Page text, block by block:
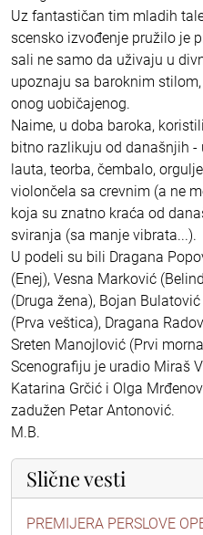
Uz fantastičan tim mladih
scensko izvođenje pružilo je
sali ne samo da uživaju u
upoznaju sa baroknim
onog uobičajenog.
Naime, u doba baroka,
bitno razlikuju od današnjih
lauta, teorba, čembalo,
violončela sa crevnim (a ne
koja su znatno kraća od
sviranja (sa manje vibrata...).
U podeli su bili Dragana
(Enej), Vesna Marković
(Druga žena), Bojan
(Prva veštica), Dragana
Sreten Manojlović (Prvi
Scenografiju je uradio Miraš
Katarina Grčić i Olga
zadužen Petar Antonović.
M.B.
Slične vesti
PREMIJERA PERSLOVE